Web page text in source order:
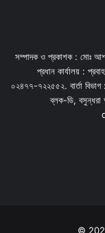
সম্পাদক ও প্রকাশক : মোঃ
প্রধান কার্যালয় :
০২৪৭৭-৭২২৫৫২. বার্তা
ব্লক-ডি,
© 2026